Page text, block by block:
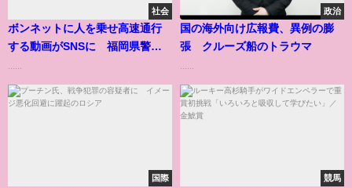
社会
ボンネットに人を乗せ高速通行
する動画がSNSに 福岡県警が
政治
国の海外向け広報費、異例の膨
張 クルーズ船のトラウマ
国際 競馬